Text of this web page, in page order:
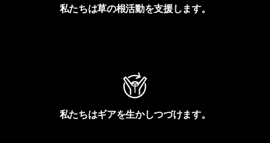
私たちは草の根活動を支援します。
私たちはギアを生かしつづけます。